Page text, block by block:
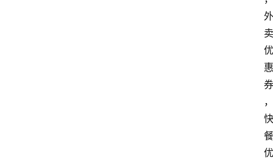
外
卖
优
惠
券
，
快
餐
优